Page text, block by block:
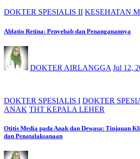
DOKTER SPESIALIS II KESEHATAN
Ablatio Retina: Penyebab dan Penanganannya
DOKTER AIRLANGGA Jul 12,
DOKTER SPESIALIS I DOKTER
ANAK THT KEPALA LEHER
Otitis Media pada Anak dan Dewasa: Tinjauan
dan Penatalaksanaan